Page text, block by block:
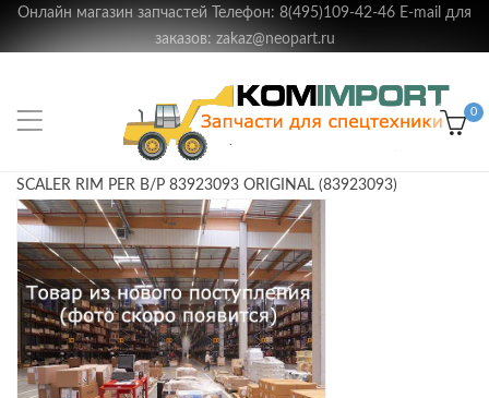
Онлайн магазин запчастей Телефон: 8(495)109-42-46 E-mail для
заказов: zakaz@neopart.ru
0
SCALER RIM PER B/P 83923093 ORIGINAL (83923093)